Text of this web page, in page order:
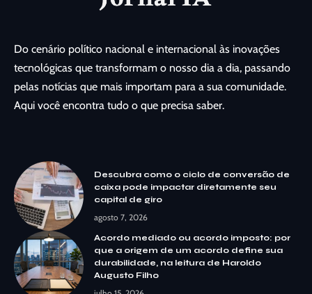
Do cenário político nacional e internacional às inovações
tecnológicas que transformam o nosso dia a dia, passando
pelas notícias que mais importam para a sua comunidade.
Aqui você encontra tudo o que precisa saber.
Descubra como o ciclo de conversão de
caixa pode impactar diretamente seu
capital de giro
agosto 7, 2026
Acordo mediado ou acordo imposto: por
que a origem de um acordo define sua
durabilidade, na leitura de Haroldo
Augusto Filho